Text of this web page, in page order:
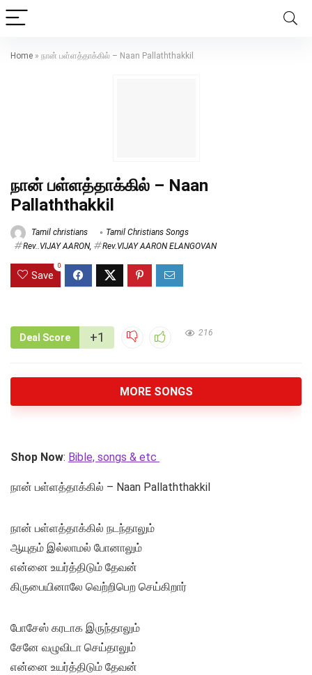
Home » நான் பள்ளத்தாக்கில் – Naan Pallaththakkil
நான் பள்ளத்தாக்கில் – Naan
Pallaththakkil
Tamil christians
Tamil Christians Songs
Rev..VIJAY AARON, Rev.VIJAY AARON ELANGOVAN
Save
0
Deal Score +1 216
MORE SONGS
Shop Now: Bible, songs & etc
நான் பள்ளத்தாக்கில் – Naan Pallaththakkil
நான் பள்ளத்தாக்கில் நடந்தாலும்
ஆயுதம் இல்லாமல் போனாலும்
என்னை உயர்த்திடும் தேவன்
கிருபையினாலே வெற்றிபெற செய்கிறார்
போசேஸ் கரடாக இருந்தாலும்
சேனே வழுவிடா செய்தாலும்
என்னை உயர்த்திடும் தேவன்